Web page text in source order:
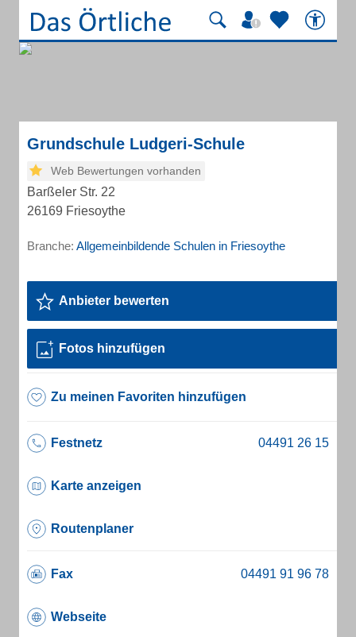
Grundschule Ludgeri-Schule
Web Bewertungen vorhanden
Barßeler Str. 22
26169 Friesoythe
Branche: Allgemeinbildende Schulen in Friesoythe
Anbieter bewerten
Fotos hinzufügen
Zu meinen Favoriten hinzufügen
Festnetz
Karte anzeigen
Routenplaner
Fax
Webseite